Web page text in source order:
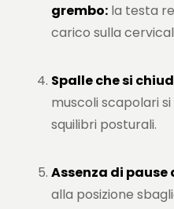
grembo:la testa
carico sulla
Spalle che si
muscoli scapolari
squilibri posturali.
Assenza di
alla posizione